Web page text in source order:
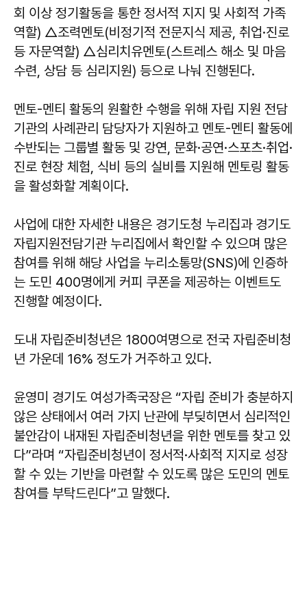
회 이상 정기활동을 통한 정서적 지지 및 사회적 가족
역할) △조력멘토(비정기적 전문지식 제공, 취업·진로
등 자문역할) △심리치유멘토(스트레스 해소 및 마음
수련, 상담 등 심리지원) 등으로 나눠 진행된다.
멘토-멘티 활동의 원활한 수행을 위해 자립 지원 전담
기관의 사례관리 담당자가 지원하고 멘토-멘티 활동에
수반되는 그룹별 활동 및 강연, 문화·공연·스포츠·취업·
진로 현장 체험, 식비 등의 실비를 지원해 멘토링 활동
을 활성화할 계획이다.
사업에 대한 자세한 내용은 경기도청 누리집과 경기도
자립지원전담기관 누리집에서 확인할 수 있으며 많은
참여를 위해 해당 사업을 누리소통망(SNS)에 인증하
는 도민 400명에게 커피 쿠폰을 제공하는 이벤트도
진행할 예정이다.
도내 자립준비청년은 1800여명으로 전국 자립준비청
년 가운데 16% 정도가 거주하고 있다.
윤영미 경기도 여성가족국장은 “자립 준비가 충분하지
않은 상태에서 여러 가지 난관에 부딪히면서 심리적인
불안감이 내재된 자립준비청년을 위한 멘토를 찾고 있
다”라며 “자립준비청년이 정서적·사회적 지지로 성장
할 수 있는 기반을 마련할 수 있도록 많은 도민의 멘토
참여를 부탁드린다”고 말했다.